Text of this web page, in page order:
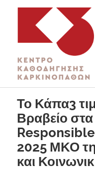
K3
ΚΕΝΤΡΟ ΚΑΘΟΔΗΓΗΣΗΣ
Το Κάπα3
Βραβείο
2025 ΜΚΟ
και